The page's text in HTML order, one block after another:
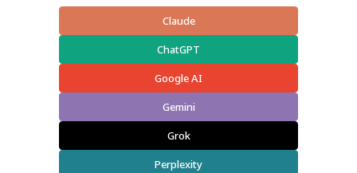
Claude
ChatGPT
Google AI
Gemini
Grok
Perplexity